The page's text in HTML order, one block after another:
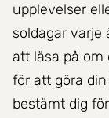
upplevelser
soldagar varje
att läsa på om
för att göra
bestämt dig